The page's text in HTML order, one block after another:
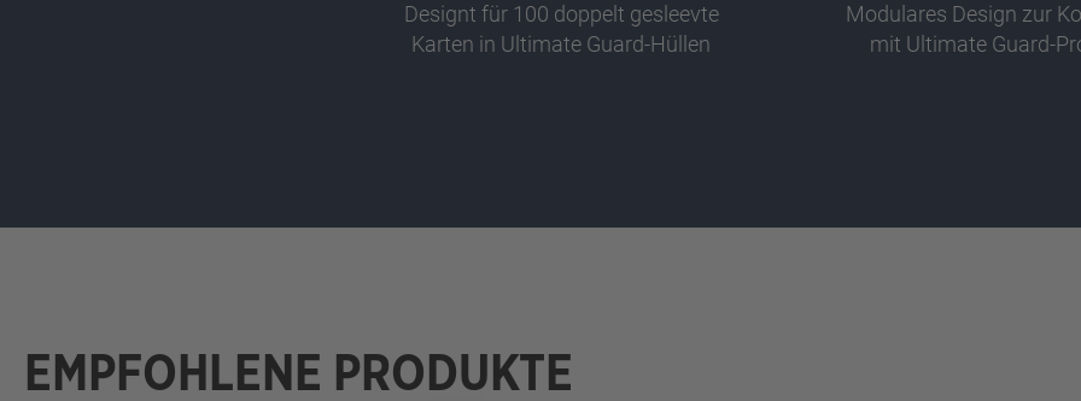
Designt für 100 doppelt gesleevte
Karten in Ultimate Guard-Hüllen
Modulares Design zur
mit Ultimate Guard-
EMPFOHLENE PRODUKTE